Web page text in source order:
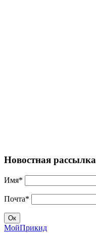
Новостная рассылка
Имя*
Почта*
МойПрикид